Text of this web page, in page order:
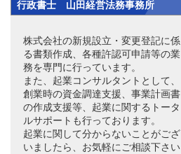
行政書士 山田経営法務事務所
株式会社の新規設立・変更登記に係
る書類作成、各種許認可申請等の業
務を専門に行っています。
また、起業コンサルタントとして、
創業時の資金調達支援、事業計画書
の作成支援等、起業に関するトータ
ルサポートも行っております。
起業に関して分からないことがござ
いましたら、お気軽にご相談下さい